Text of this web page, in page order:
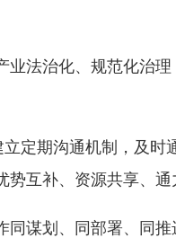
法治化、规范化治
定期沟通机制，及
互补、资源共享、通
同谋划、同部署、同